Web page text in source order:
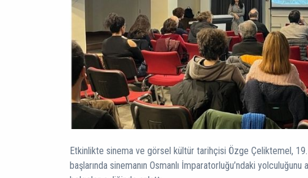
Etkinlikte sinema ve görsel kültür tarihçisi Özge Çeliktemel, 19.
başlarında sinemanın Osmanlı İmparatorluğu’ndaki